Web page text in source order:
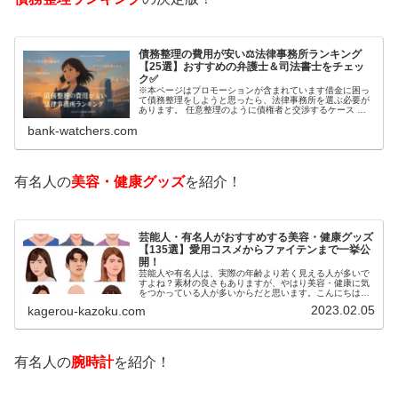
債務整理の費用が安い⚖️法律事務所ランキング
【25選】おすすめの弁護士＆司法書士をチェッ
ク✅
※本ページはプロモーションが含まれています借金に困っ
て債務整理をしようと思ったら、法律事務所を選ぶ必要が
あります。 任意整理のように債権者と交渉するケース 自
bank-watchers.com
有名人の美容・健康グッズを紹介！
芸能人・有名人がおすすめする美容・健康グッズ
【135選】愛用コスメからファイテンまで一挙公
開！
芸能人や有名人は、実際の年齢より若く見える人が多いで
すよね？素材の良さもありますが、やはり美容・健康に気
をつかっている人が多いからだと思います。こんにちは！
いるのでしょうか？今回は、芸能人…
kagerou-kazoku.com 2023.02.05
有名人の腕時計を紹介！